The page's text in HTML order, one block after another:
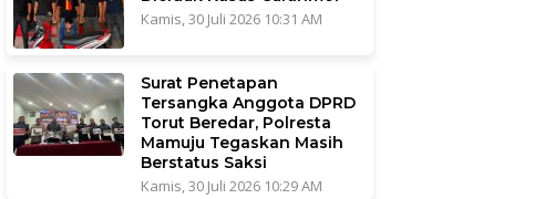
Kamis, 30 Juli 2026 10:31 AM
Surat Penetapan
Tersangka Anggota DPRD
Torut Beredar, Polresta
Mamuju Tegaskan Masih
Berstatus Saksi
Kamis, 30 Juli 2026 10:29 AM